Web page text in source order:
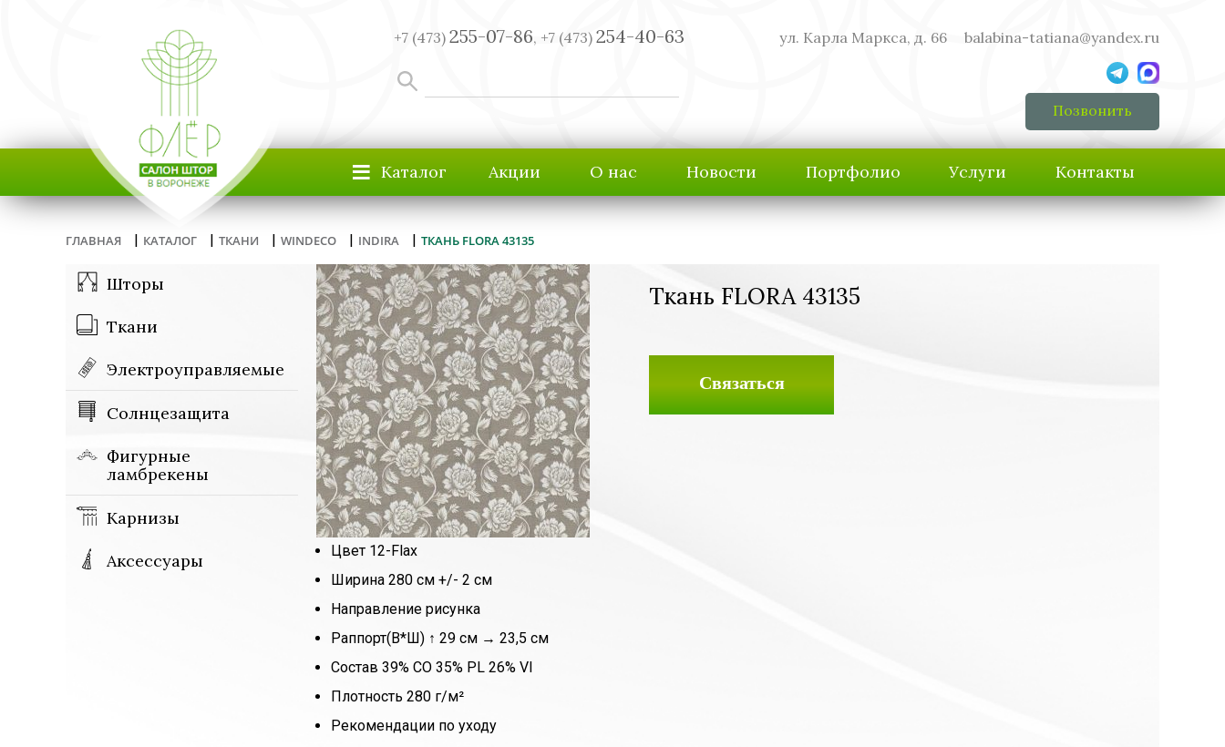
+7 (473) 255-07-86, +7 (473) 254-40-63 ул. Карла Маркса, д. 66 balabina-tatiana@yandex.ru
Позвонить
≡ Каталог Акции О нас Новости Портфолио Услуги Контакты
ГЛАВНАЯ | КАТАЛОГ | ТКАНИ | WINDECO | INDIRA | ТКАНЬ FLORA 43135
Шторы
Ткани
Электроуправляемые
Солнцезащита
Фигурные
ламбрекены
Карнизы
Аксессуары
Ткань FLORA 43135
Связаться
Цвет 12-Flax
Ширина 280 см +/- 2 см
Направление рисунка
Раппорт(В*Ш) ↑ 29 см → 23,5 см
Состав 39% CO 35% PL 26% VI
Плотность 280 г/м²
Рекомендации по уходу